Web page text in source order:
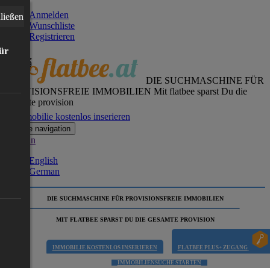
Anmelden
Wunschliste
Registrieren
DIE SUCHMASCHINE FÜR
PROVISIONSFREIE IMMOBILIEN Mit flatbee sparst Du die
gesamte provision
Immobilie kostenlos inserieren
Toggle navigation
German
English
German
DIE SUCHMASCHINE FÜR PROVISIONSFREIE IMMOBILIEN
MIT FLATBEE SPARST DU DIE GESAMTE PROVISION
IMMOBILIE KOSTENLOS INSERIEREN FLATBEE PLUS+ ZUGANG
IMMOBILIENSUCHE STARTEN